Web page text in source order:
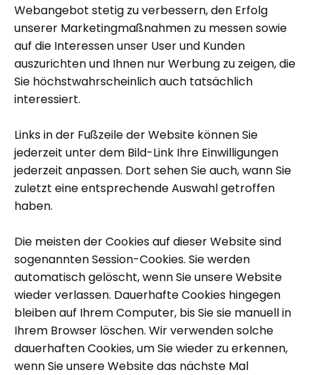
Webangebot stetig zu verbessern, den Erfolg
unserer Marketingmaßnahmen zu messen sowie
auf die Interessen unser User und Kunden
auszurichten und Ihnen nur Werbung zu zeigen, die
Sie höchstwahrscheinlich auch tatsächlich
interessiert.
Links in der Fußzeile der Website können Sie
jederzeit unter dem Bild-Link Ihre Einwilligungen
jederzeit anpassen. Dort sehen Sie auch, wann Sie
zuletzt eine entsprechende Auswahl getroffen
haben.
Die meisten der Cookies auf dieser Website sind
sogenannten Session-Cookies. Sie werden
automatisch gelöscht, wenn Sie unsere Website
wieder verlassen. Dauerhafte Cookies hingegen
bleiben auf Ihrem Computer, bis Sie sie manuell in
Ihrem Browser löschen. Wir verwenden solche
dauerhaften Cookies, um Sie wieder zu erkennen,
wenn Sie unsere Website das nächste Mal